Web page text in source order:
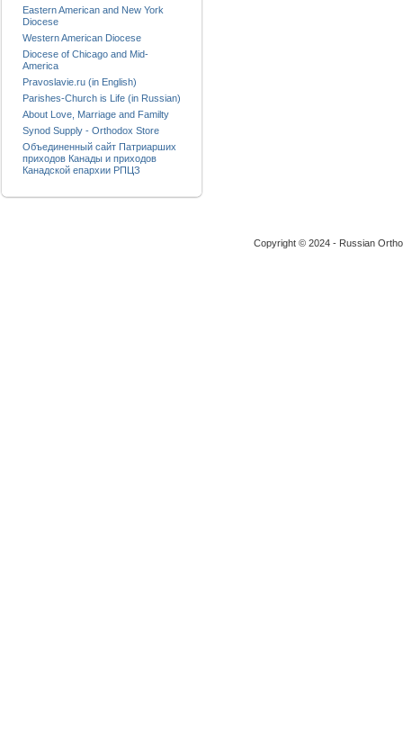
Eastern American and New York
Diocese
Western American Diocese
Diocese of Chicago and Mid-
America
Pravoslavie.ru (in English)
Parishes-Church is Life (in Russian)
About Love, Marriage and Familty
Synod Supply - Orthodox Store
Объединенный сайт Патриарших
приходов Канады и приходов
Канадской епархии РПЦЗ
Copyright © 2024 - Russian